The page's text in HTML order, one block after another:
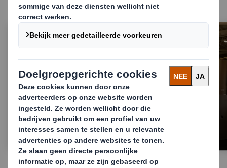
Publieke sector